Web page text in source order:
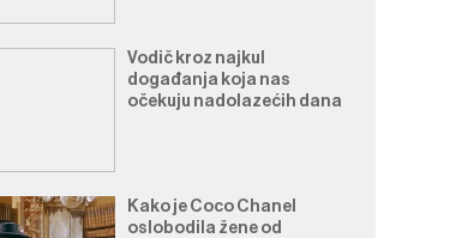
Vodič kroz najkul
događanja koja nas
očekuju nadolazećih dana
Kako je Coco Chanel
oslobodila žene od